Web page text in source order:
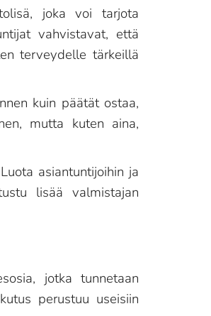
joka voi tarjota
vahvistavat, että
terveydelle tärkeillä
kuin päätät ostaa,
mutta kuten aina,
asiantuntijoihin ja
lisää valmistajan
jotka tunnetaan
perustuu useisiin